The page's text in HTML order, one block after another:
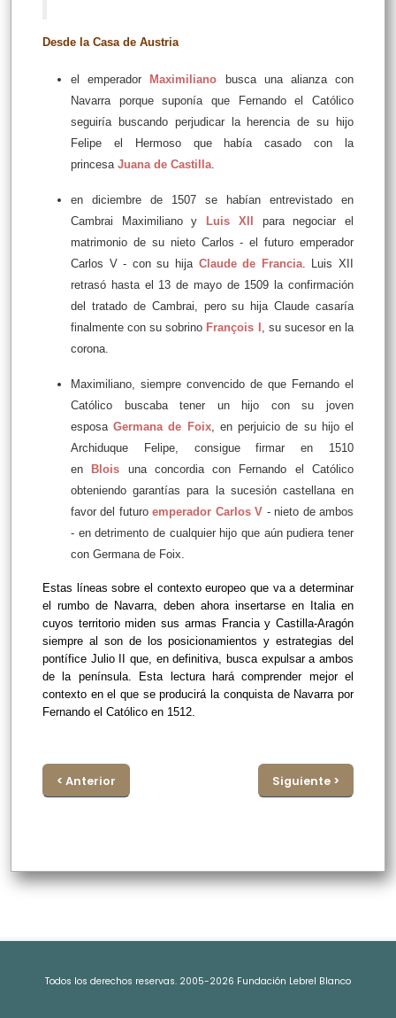
Desde la Casa de Austria
el emperador Maximiliano
busca una alianza con
Navarra porque suponía que Fernando el Católico
seguiría buscando perjudicar la herencia de su hijo
Felipe el Hermoso que había casado con la
princesa Juana de Castilla.
en diciembre de 1507 se habían entrevistado en
Cambrai Maximiliano y
Luis XII
para negociar el
matrimonio de su nieto Carlos - el futuro emperador
Carlos V - con su hija Claude de Francia. Luis XII
retrasó hasta el 13 de mayo de 1509 la confirmación
del tratado de Cambrai, pero su hija Claude casaría
finalmente con su sobrino François I , su sucesor en la
corona.
Maximiliano, siempre convencido de que Fernando el
Católico buscaba tener un hijo con su joven
esposaGermana de Foix, en perjuicio de su hijo el
Archiduque Felipe, consigue firmar en 1510
en
Blois
una concordia con Fernando el Católico
obteniendo garantías para la sucesión castellana en
favor del futuroemperador Carlos V - nieto de ambos
- en detrimento de cualquier hijo que aún pudiera tener
con Germana de Foix.
Estas líneas sobre el contexto europeo que va a determinar
el rumbo de Navarra, deben ahora insertarse en Italia en
cuyos territorio miden sus armas Francia y Castilla-Aragón
siempre al son de los posicionamientos y estrategias del
pontífice Julio II que, en definitiva, busca expulsar a ambos
de la península. Esta lectura hará comprender mejor el
contexto en el que se producirá la conquista de Navarra por
Fernando el Católico en 1512.
< Anterior Siguiente >
Todos los derechos reservas. 2005-2026 Fundación Lebrel Blanco